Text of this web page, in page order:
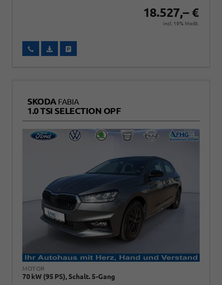
18.527,– €
incl. 19% MwSt.
Wir rufen Sie anFahrzeugexposé (PDF)
SKODA FABIA
1.0 TSI SELECTION OPF
MOTOR
70 kW (95 PS), Schalt. 5-Gang